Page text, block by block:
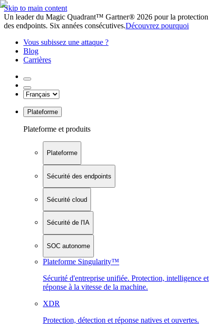
Skip to main content
Un leader du Magic Quadrant™ Gartner® 2026 pour la protection
des endpoints. Six années consécutives.Découvrez pourquoi
Vous subissez une attaque ?
Blog
Carrières
Plateforme
Plateforme et produits
Plateforme
Sécurité des endpoints
Sécurité cloud
Sécurité de l'IA
SOC autonome
Plateforme Singularity™
Sécurité d'entreprise unifiée. Protection, intelligence et
réponse à la vitesse de la machine.
XDR
Protection, détection et réponse natives et ouvertes.